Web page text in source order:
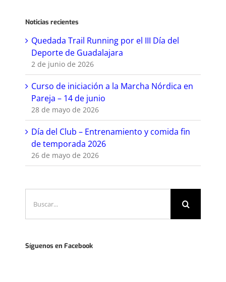
Noticias recientes
Quedada Trail Running por el III Día del
Deporte de Guadalajara
2 de junio de 2026
Curso de iniciación a la Marcha Nórdica en
Pareja – 14 de junio
28 de mayo de 2026
Día del Club – Entrenamiento y comida fin
de temporada 2026
26 de mayo de 2026
Síguenos en Facebook